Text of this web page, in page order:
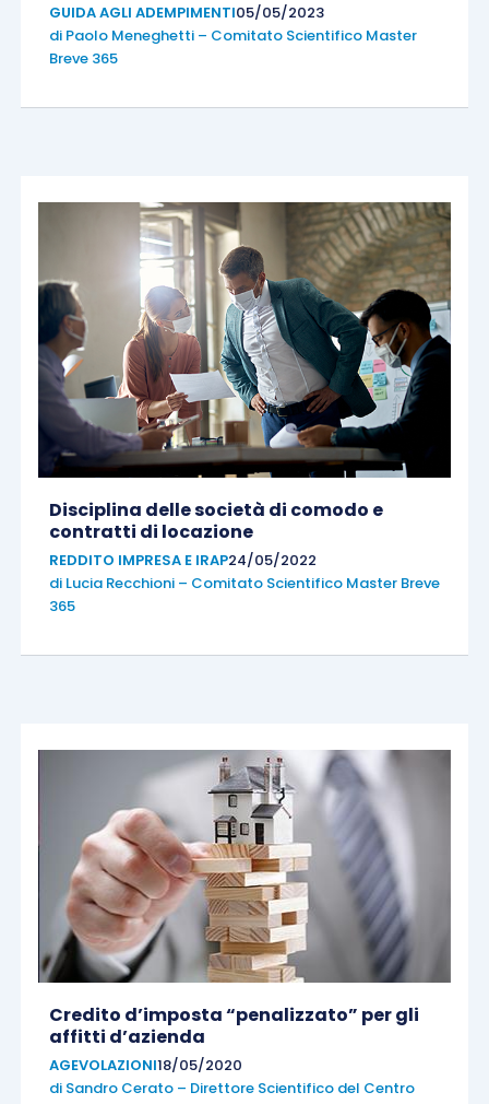
GUIDA AGLI ADEMPIMENTI05/05/2023
di Paolo Meneghetti – Comitato Scientifico Master
Breve 365
Disciplina delle società di comodo e
contratti di locazione
REDDITO IMPRESA E IRAP24/05/2022
di Lucia Recchioni – Comitato Scientifico Master Breve
365
Credito d’imposta “penalizzato” per gli
affitti d’azienda
AGEVOLAZIONI18/05/2020
di Sandro Cerato – Direttore Scientifico del Centro